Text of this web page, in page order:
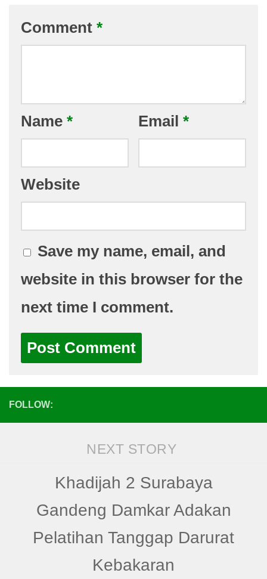
Comment *
Name * Email *
Website
Save my name, email, and
website in this browser for the
next time I comment.
FOLLOW:
NEXT STORY
Khadijah 2 Surabaya
Gandeng Damkar Adakan
Pelatihan Tanggap Darurat
Kebakaran